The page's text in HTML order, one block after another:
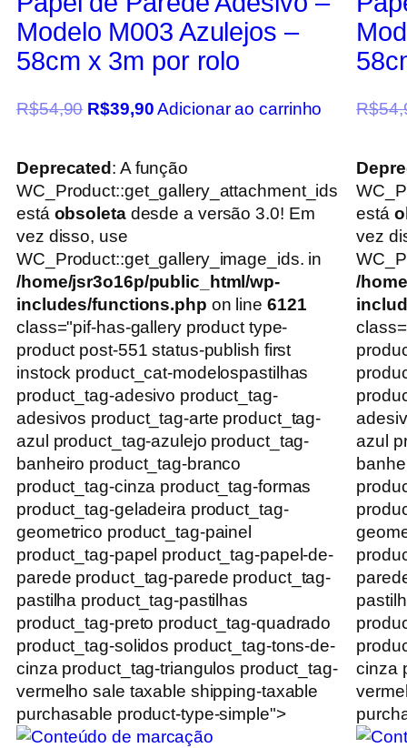
Modelo M003 Azulejos –
58cm x 3m por rolo
R$54,90 R$39,90 Adicionar ao carrinho R$
Deprecated : A função
WC_Product::get_gallery_attachment_ids
está obsoletadesde a versão 3.0! Em
vez disso, use
WC_Product::get_gallery_image_ids. in
/home/jsr3o16p/public_html/wp-
includes/functions.php on line 6121
class="pif-has-gallery product type-
product post-551 status-publish first
instock product_cat-modelospastilhas
product_tag-adesivo product_tag-
adesivos product_tag-arte product_tag-
azul product_tag-azulejo product_tag-
banheiro product_tag-branco
product_tag-cinza product_tag-formas
product_tag-geladeira product_tag-
geometrico product_tag-painel
product_tag-papel product_tag-papel-de-
parede product_tag-parede product_tag-
pastilha product_tag-pastilhas
product_tag-preto product_tag-quadrado
product_tag-solidos product_tag-tons-de-
cinza product_tag-triangulos product_tag-
vermelho sale taxable shipping-taxable
purchasable product-type-simple">
está
vez
/
azul
cinza